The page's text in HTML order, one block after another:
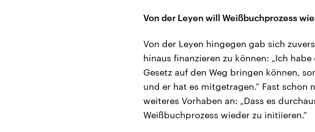
Von der Leyen will Weißbuchprozess
Von der Leyen hingegen gab sich
hinaus finanzieren zu können: „Ich
Gesetz auf den Weg bringen können,
und er hat es mitgetragen.“ Fast schon
weiteres Vorhaben an: „Dass es
Weißbuchprozess wieder zu initiieren.“